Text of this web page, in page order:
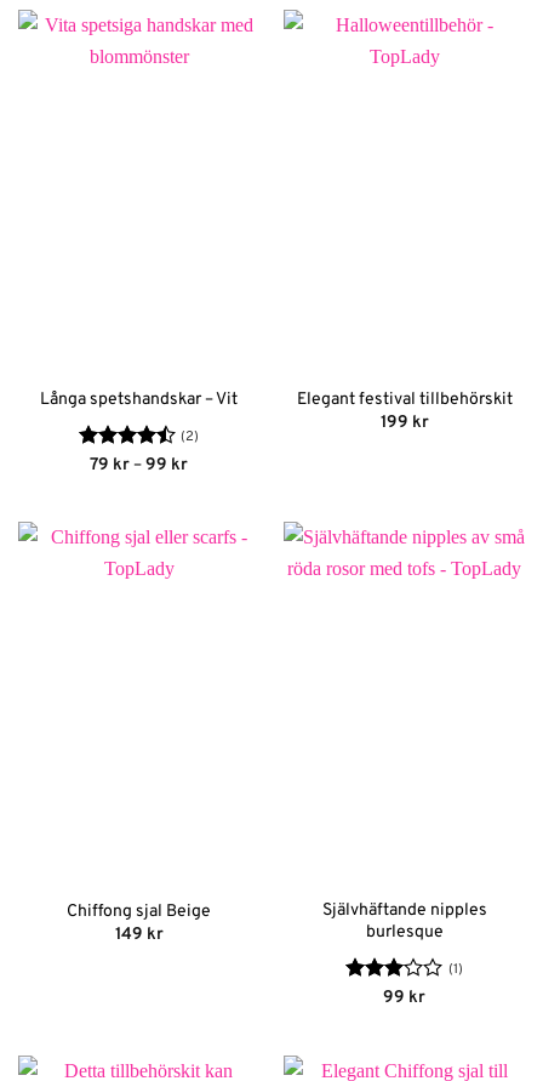
Långa spetshandskar – Vit
Betygsatt
(2)
79 kr–99 krPrisintervall:
Elegant festival tillbehörskit
199 kr
Chiffong sjal Beige
149 kr
Självhäftande nipples
burlesque
Betygsatt
(1)
99 kr